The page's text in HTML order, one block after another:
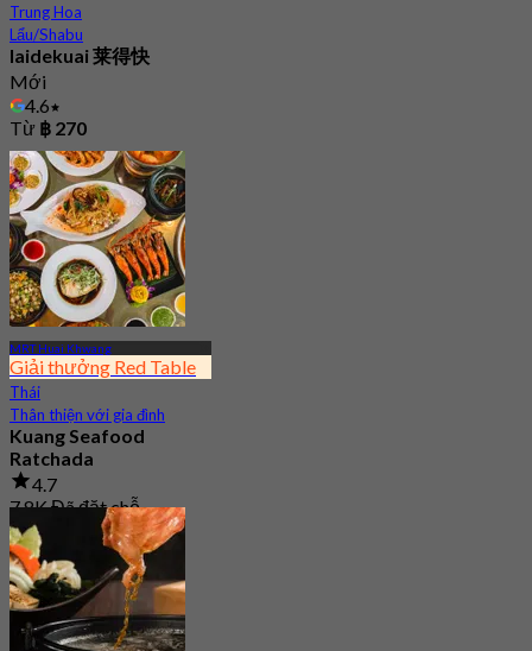
Trung Hoa
Lẩu/Shabu
laidekuai 莱得快
Mới
4.6
Từ ฿ 270
MRT Huai Khwang
Giải thưởng Red Table
Thái
Thân thiện với gia đình
Kuang Seafood
Ratchada
4.7
7.8K Đã đặt chỗ
Từ฿ 950